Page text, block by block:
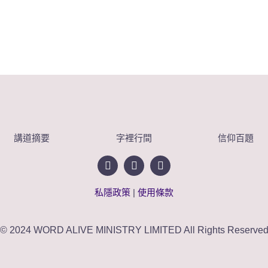
講道摘要 字裡行間 信仰百題
私隱政策 | 使用條款
© 2024 WORD ALIVE MINISTRY LIMITED All Rights Reserved